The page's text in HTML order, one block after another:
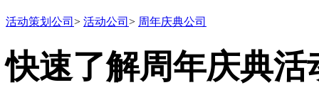
活动策划公司 > 活动公司 > 周年庆典公司
快速了解周年庆典